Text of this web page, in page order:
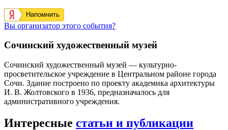
Напомнить
Вы организатор этого события?
Сочинский художественный музей
Сочинский художественный музей — культурно-
просветительское учреждение в Центральном районе города
Сочи. Здание построено по проекту академика архитектуры
И. В. Жолтовского в 1936, предназначалось для
административного учреждения.
Интересные статьи и публикации